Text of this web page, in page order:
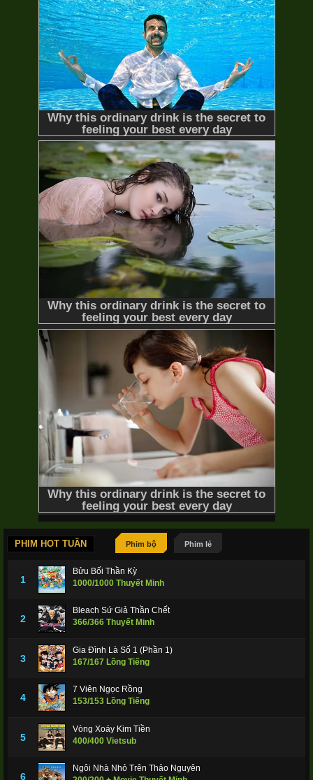
Slime Season 2 2021
16/16 Thuyết Minh Thẩm Phán Ác Ma The Devil Judge
04/04 Thuyết Minh Những Hành Tinh Khác (Phần 1)
Alien Worlds (Season 1) 2020
12/12 Thuyết Minh Toàn Chức Pháp Sư (Phần 5)
Quanzhi Fashi 5th Season
16/16 Thuyết Minh Nguyên Long (Phần 2)
(season 2) 2021
24/42 Thuyết Minh
God's Order Season 4 2021
PHIM HOT TUẦN Phim bộ Phim lẻ
1
Bửu Bối Thần Kỳ
1000/1000 Thuyết Minh
2
Bleach Sứ Giả Thần Chết
366/366 Thuyết Minh
3
Gia Đình Là Số 1 (Phần 1)
167/167 Lồng Tiếng
4
7 Viên Ngọc Rồng
153/153 Lồng Tiếng
5
Vòng Xoáy Kim Tiền
400/400 Vietsub
6
Ngôi Nhà Nhỏ Trên Thảo Nguyên